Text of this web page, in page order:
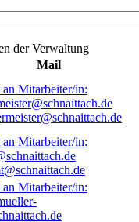
der Verwaltung
Mail